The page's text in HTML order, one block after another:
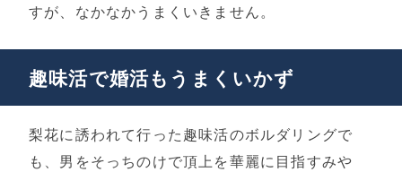
すが、なかなかうまくいきません。
趣味活で婚活もうまくいかず
梨花に誘われて行った趣味活のボルダリングで
も、男をそっちのけで頂上を華麗に目指すみや